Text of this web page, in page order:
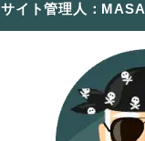
サイト管理人：MASA